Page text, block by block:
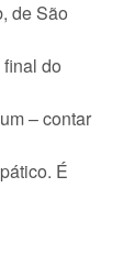
de São
do
– contar
É